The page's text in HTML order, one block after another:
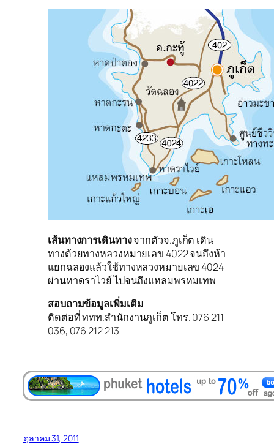
เส้นทางการเดินทางจากตัวจ.ภูเก็ต เดิน
ทางด้วยทางหลวงหมายเลข 4022 จนถึงห้า
แยกฉลองแล้วใช้ทางหลวงหมายเลข 4024
ผ่านหาดราไวย์ ไปจนถึงแหลมพรหมเทพ
สอบถามข้อมูลเพิ่มเติม
ติดต่อที่ ททท.สำนักงานภูเก็ต โทร. 076 211
036, 076 212 213
ตุลาคม 31, 2011